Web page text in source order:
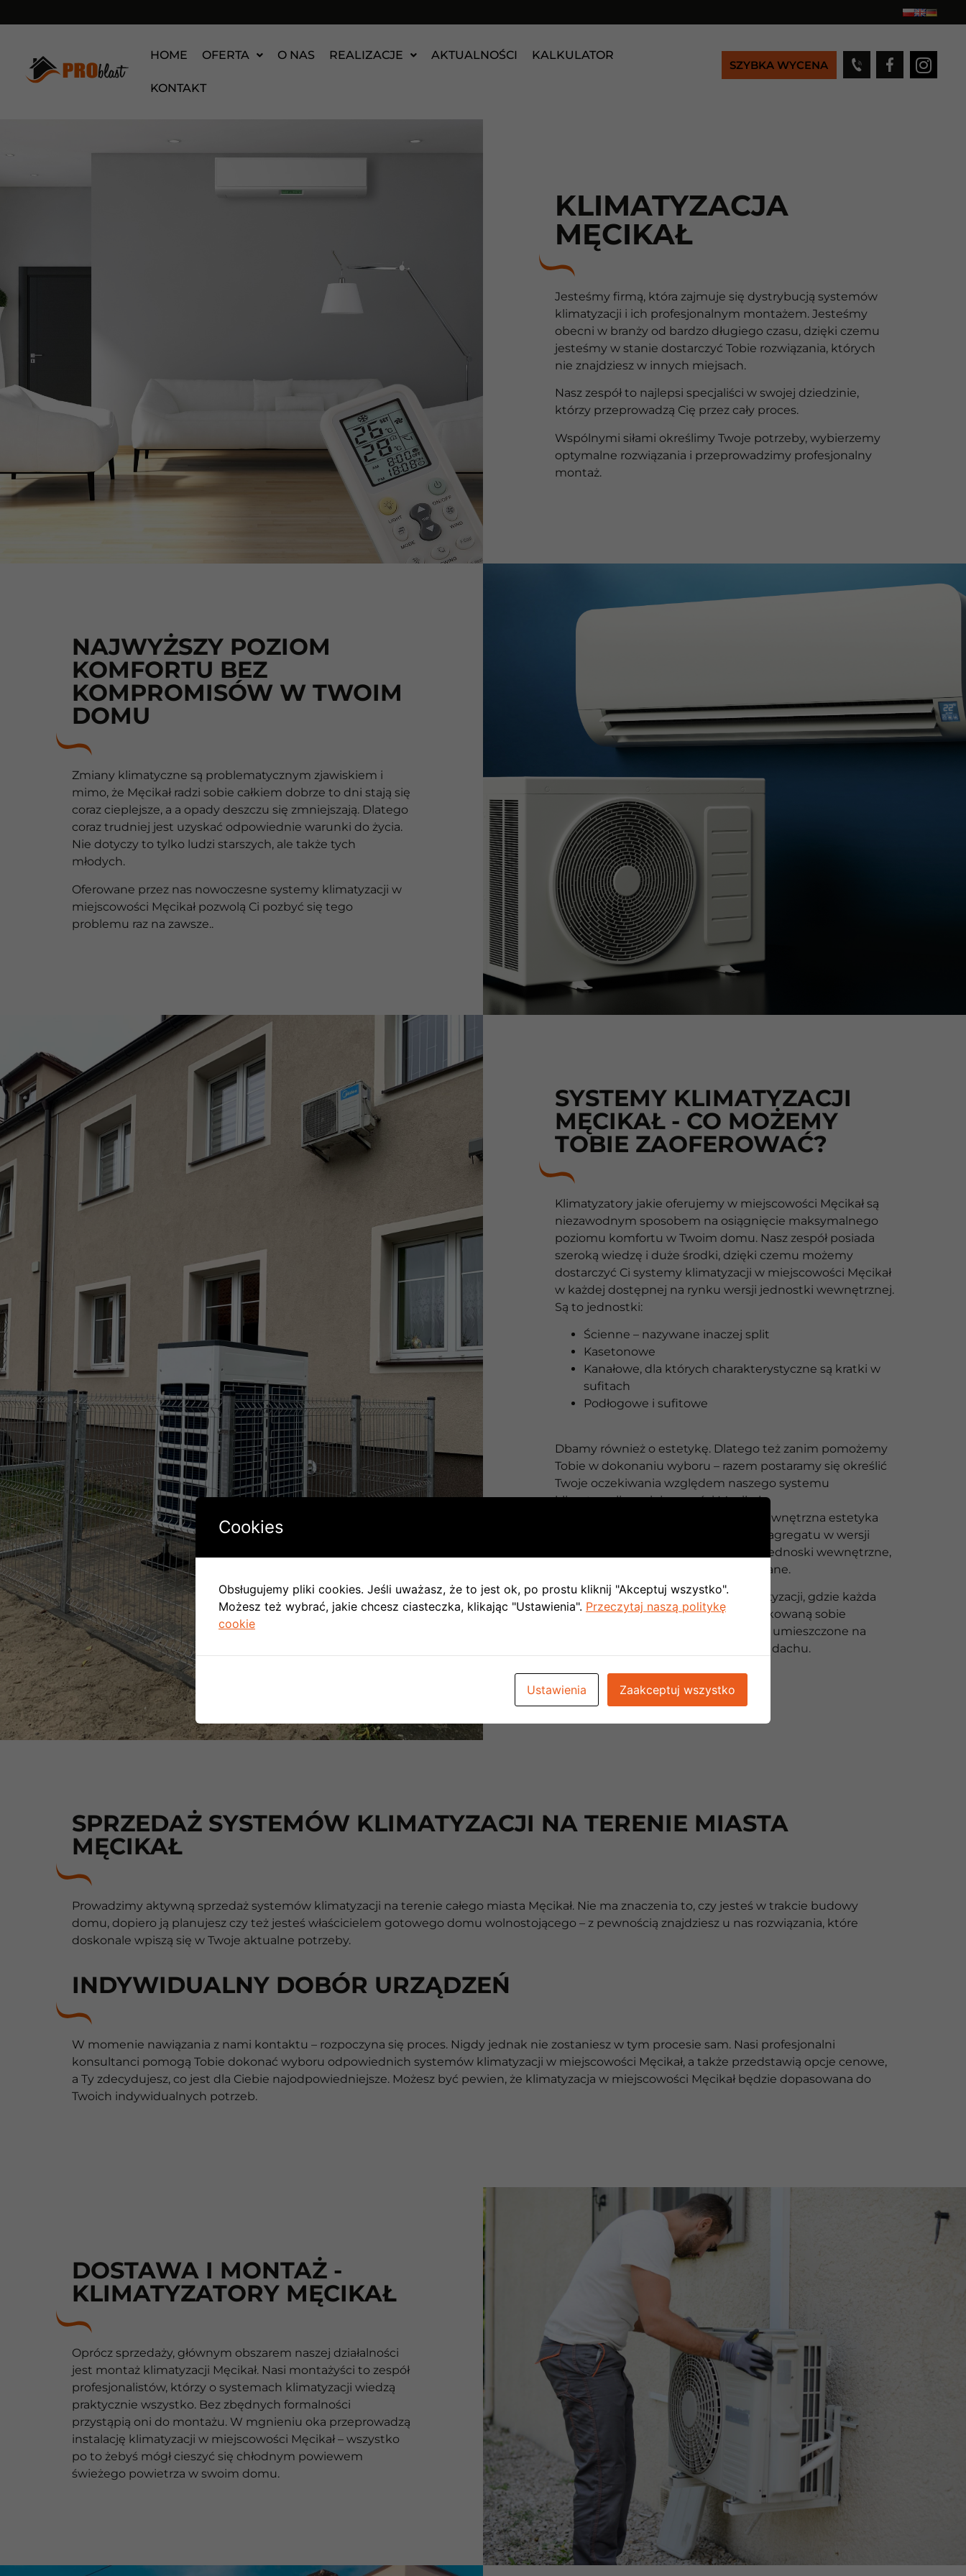
HOME OFERTA O NAS REALIZACJE AKTUALNOŚCI KALKULATOR
KONTAKT
SZYBKA WYCENA
KLIMATYZACJA
MĘCIKAŁ
Jesteśmy firmą, która zajmuje się dystrybucją systemów
klimatyzacji i ich profesjonalnym montażem. Jesteśmy
obecni w branży od bardzo długiego czasu, dzięki czemu
jesteśmy w stanie dostarczyć Tobie rozwiązania, których
nie znajdziesz w innych miejsach.
Nasz zespół to najlepsi specjaliści w swojej dziedzinie,
którzy przeprowadzą Cię przez cały proces.
Wspólnymi siłami określimy Twoje potrzeby, wybierzemy
optymalne rozwiązania i przeprowadzimy profesjonalny
montaż.
NAJWYŻSZY POZIOM
KOMFORTU BEZ
KOMPROMISÓW W TWOIM
DOMU
Zmiany klimatyczne są problematycznym zjawiskiem i
mimo, że Męcikał radzi sobie całkiem dobrze to dni stają się
coraz cieplejsze, a a opady deszczu się zmniejszają. Dlatego
coraz trudniej jest uzyskać odpowiednie warunki do życia.
Nie dotyczy to tylko ludzi starszych, ale także tych
młodych.
Oferowane przez nas nowoczesne systemy klimatyzacji w
miejscowości Męcikał pozwolą Ci pozbyć się tego
problemu raz na zawsze..
SYSTEMY KLIMATYZACJI
MĘCIKAŁ - CO MOŻEMY
TOBIE ZAOFEROWAĆ?
Klimatyzatory jakie oferujemy w miejscowości Męcikał są
niezawodnym sposobem na osiągnięcie maksymalnego
poziomu komfortu w Twoim domu. Nasz zespół posiada
szeroką wiedzę i duże środki, dzięki czemu możemy
dostarczyć Ci systemy klimatyzacji w miejscowości Męcikał
w każdej dostępnej na rynku wersji jednostki wewnętrznej.
Są to jednostki:
Ścienne – nazywane inaczej split
Kasetonowe
Kanałowe, dla których charakterystyczne są kratki w
sufitach
Podłogowe i sufitowe
Dbamy również o estetykę. Dlatego też zanim pomożemy
Tobie w dokonaniu wyboru – razem postaramy się określić
Twoje oczekiwania względem naszego systemu
klimatyzacji w miejscowości Męcikał.
Jeśli spore znaczenie ma dla Ciebie zewnętrzna estetyka
budynku – zalecamy wybrać montaż agregatu w wersji
Multi Split. Może on zasilić wszystkie jednoski wewnętrzne,
które zostaną w budynku zamontowane.
Tańszą alternatywą jest system klimatyzacji, gdzie każda
jednostka wewnętrzna posiada dedykowaną sobie
jednostkę zewnętrzną. Mogą być one umieszczone na
zewnętrznej ścianie budynku albo na dachu.
SPRZEDAŻ SYSTEMÓW KLIMATYZACJI NA TERENIE MIASTA
MĘCIKAŁ
Prowadzimy aktywną sprzedaż systemów klimatyzacji na terenie całego miasta Męcikał. Nie ma znaczenia to, czy jesteś w trakcie budowy
domu, dopiero ją planujesz czy też jesteś właścicielem gotowego domu wolnostojącego – z pewnością znajdziesz u nas rozwiązania, które
doskonale wpiszą się w Twoje aktualne potrzeby.
INDYWIDUALNY DOBÓR URZĄDZEŃ
W momenie nawiązania z nami kontaktu – rozpoczyna się proces. Nigdy jednak nie zostaniesz w tym procesie sam. Nasi profesjonalni
konsultanci pomogą Tobie dokonać wyboru odpowiednich systemów klimatyzacji w miejscowości Męcikał, a także przedstawią opcje cenowe,
a Ty zdecydujesz, co jest dla Ciebie najodpowiedniejsze. Możesz być pewien, że klimatyzacja w miejscowości Męcikał będzie dopasowana do
Twoich indywidualnych potrzeb.
DOSTAWA I MONTAŻ -
KLIMATYZATORY MĘCIKAŁ
Oprócz sprzedaży, głównym obszarem naszej działalności
jest montaż klimatyzacji Męcikał. Nasi montażyści to zespół
profesjonalistów, którzy o systemach klimatyzacji wiedzą
praktycznie wszystko. Bez zbędnych formalności
przystąpią oni do montażu. W mgnieniu oka przeprowadzą
instalację klimatyzacji w miejscowości Męcikał – wszystko
po to żebyś mógł cieszyć się chłodnym powiewem
świeżego powietrza w swoim domu.
Cookies
Obsługujemy pliki cookies. Jeśli uważasz, że to jest ok, po prostu kliknij "Akceptuj wszystko".
Możesz też wybrać, jakie chcesz ciasteczka, klikając "Ustawienia". Przeczytaj naszą politykę
cookie
Ustawienia Zaakceptuj wszystko